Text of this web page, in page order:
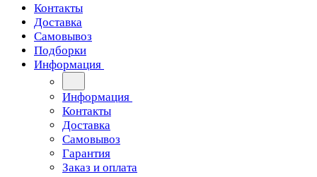
Контакты
Доставка
Самовывоз
Подборки
Информация
Информация
Контакты
Доставка
Самовывоз
Гарантия
Заказ и оплата